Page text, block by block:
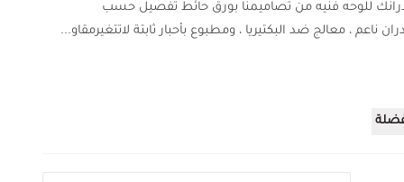
للوحه فنيه من تصاميمنا بورق حائط تفصيل حسب
ناعم ، معالج ضد البكتيريا ، ومطبوع بأحبار ثابتة لاتتغيرمقاو...